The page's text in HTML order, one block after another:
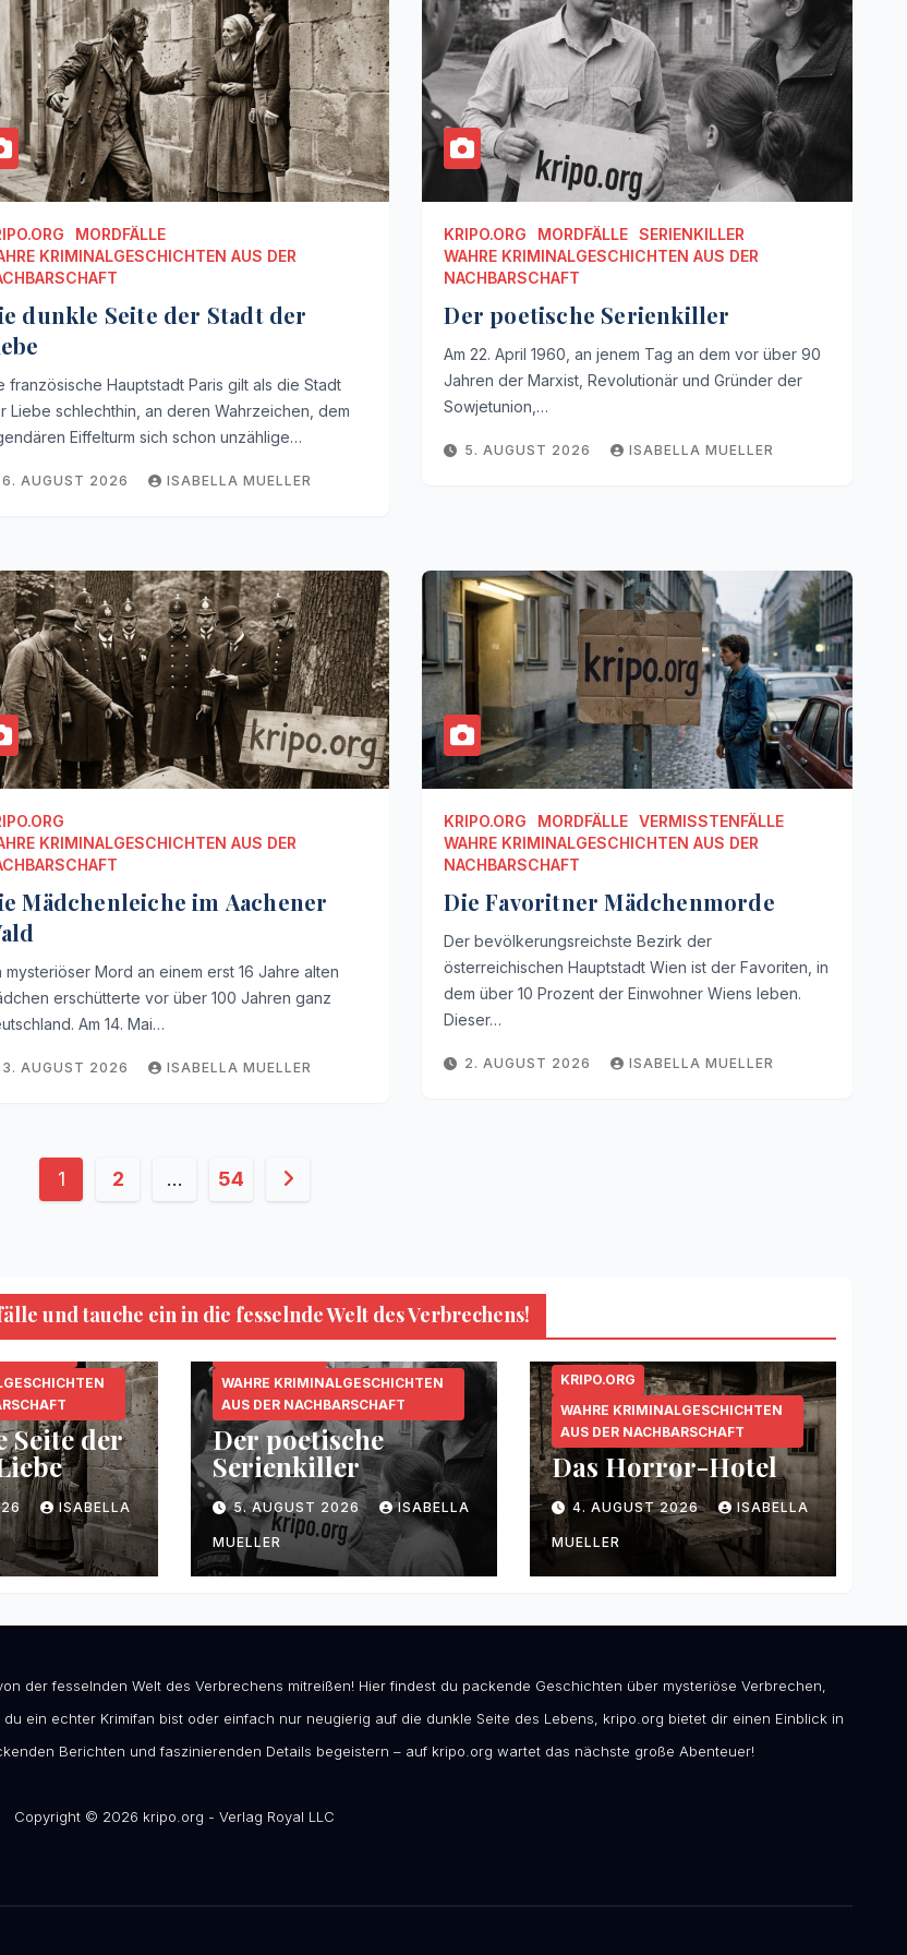
MORDFÄLLE
KRIMINALGESCHICHTEN AUS DER
dunkle Seite der Stadt der
französische Hauptstadt Paris gilt als die Stadt
Liebe schlechthin, an deren Wahrzeichen, dem
Eiffelturm sich schon unzählige…
6. AUGUST 2026 ISABELLA MUELLER
KRIPO.ORG MORDFÄLLE
SERIENKILLER
WAHRE KRIMINALGESCHICHTEN AUS DER
NACHBARSCHAFT
Der poetische Serienkiller
Am 22. April 1960, an jenem Tag an dem vor über 90
Jahren der Marxist, Revolutionär und Gründer der
Sowjetunion,…
5. AUGUST 2026 ISABELLA MUELLER
KRIMINALGESCHICHTEN AUS DER
Mädchenleiche im Aachener
mysteriöser Mord an einem erst 16 Jahre alten
erschütterte vor über 100 Jahren ganz
Am 14. Mai…
3. AUGUST 2026 ISABELLA MUELLER
KRIPO.ORG MORDFÄLLE
VERMISSTENFÄLLE
WAHRE KRIMINALGESCHICHTEN AUS DER
NACHBARSCHAFT
Die Favoritner Mädchenmorde
Der bevölkerungsreichste Bezirk der
österreichischen Hauptstadt Wien ist der Favoriten, in
dem über 10 Prozent der Einwohner Wiens leben.
Dieser…
2. AUGUST 2026 ISABELLA MUELLER
Seitennummerierung
1 2 … 54
und tauche ein in die fesselnde Welt des Verbrechens!
Seite der
ISABELLA
KRIPO.ORG
MORDFÄLLE
WAHRE KRIMINALGESCHICHTEN
AUS DER NACHBARSCHAFT
Der poetische
Serienkiller
5. AUGUST 2026 ISABELLA
MUELLER
KRIPO.ORG
WAHRE KRIMINALGESCHICHTEN
AUS DER NACHBARSCHAFT
Das Horror-Hotel
4. AUGUST 2026 ISABELLA
MUELLER
der fesselnden Welt des Verbrechens mitreißen! Hier findest du packende Geschichten über mysteriöse Verbrechen,
ein echter Krimifan bist oder einfach nur neugierig auf die dunkle Seite des Lebens, kripo.org bietet dir einen Einblick in
Berichten und faszinierenden Details begeistern – auf kripo.org wartet das nächste große Abenteuer!
Copyright © 2026 kripo.org - Verlag Royal LLC